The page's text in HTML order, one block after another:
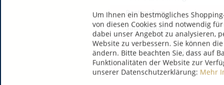
Restzucker:
Säuregehalt:
Inhaltsstoffe / Allergene:
Um Ihnen ein bestmögliches
von diesen Cookies sind notwendig
dabei unser Angebot zu analysieren,
Website zu verbessern. Sie können
ändern. Bitte beachten Sie, dass auf
Funktionalitäten der Website zur
unserer Datenschutzerklärung: Mehr